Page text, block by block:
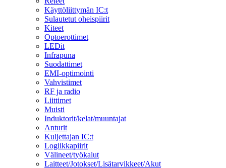
Käyttöliittymän IC:t
Sulautetut oheispiirit
Kiteet
Optoerottimet
LEDit
Infrapuna
Suodattimet
EMI-optimointi
Vahvistimet
RF ja radio
Liittimet
Muisti
Induktorit/kelat/muuntajat
Anturit
Kuljettajan IC:t
Logiikkapiirit
Välineet/työkalut
Laitteet/Jotokset/Lisätarvikkeet/Akut